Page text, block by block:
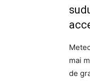
mai
de